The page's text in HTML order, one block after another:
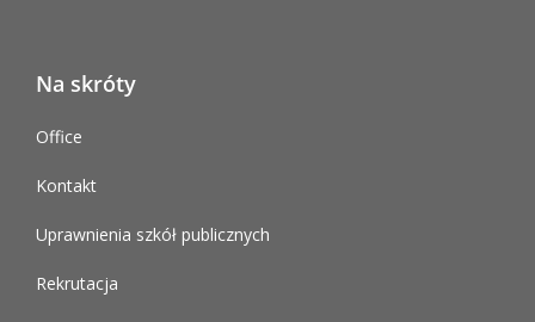
Na skróty
Office
Kontakt
Uprawnienia szkół publicznych
Rekrutacja